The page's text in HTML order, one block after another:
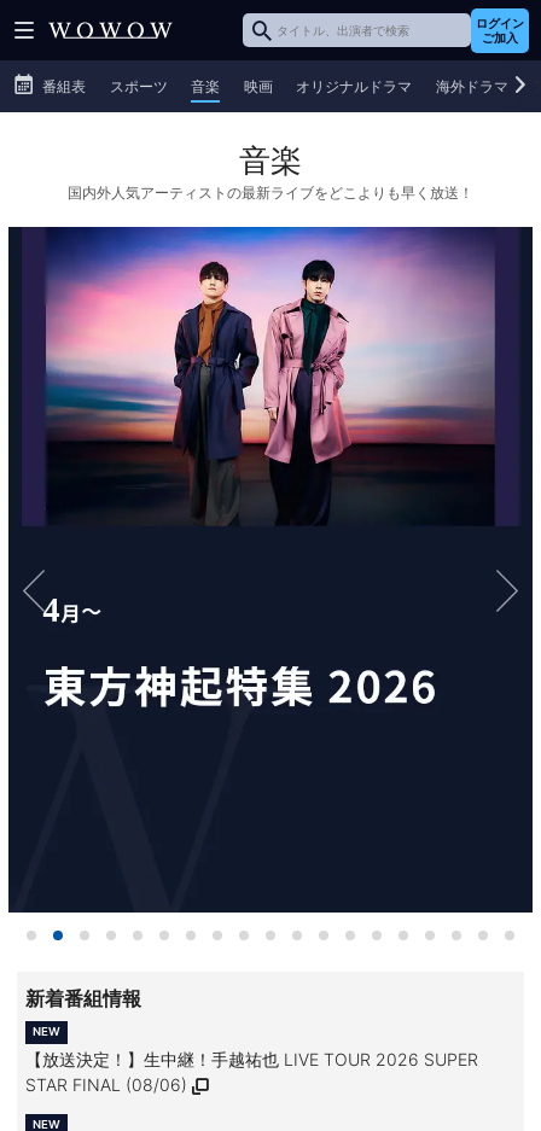
ログイン
ご加入
番組表 スポーツ 音楽 映画 オリジナルドラマ 海外ドラマ
音楽
国内外人気アーティストの最新ライブをどこよりも早く放送！
新着番組情報
【放送決定！】生中継！手越祐也 LIVE TOUR 2026 SUPER
STAR FINAL (08/06)